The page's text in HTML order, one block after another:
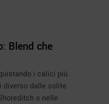
Blend che
i calici più
diverso dalle solite
o nelle